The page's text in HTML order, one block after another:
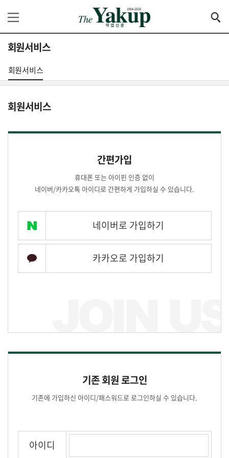
회원서비스
회원서비스
회원서비스
간편가입
휴대폰 또는 아이핀 인증 없이
네이버/카카오톡 아이디로 간편하게 가입하실 수 있습니다.
네이버로 가입하기
카카오로 가입하기
기존 회원 로그인
기존에 가입하신 아이디/패스워드로 로그인하실 수 있습니다.
아이디